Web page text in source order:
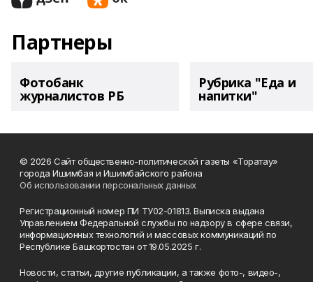
Партнеры
Фотобанк
журналистов РБ
Рубрика "Еда и
напитки"
© 2026 Сайт общественно-политической газеты «Торатау»
города Ишимбая и Ишимбайского района
Об использовании персональных данных
Регистрационный номер ПИ ТУ02-01813. Выписка выдана
Управлением Федеральной службы по надзору в сфере связи,
информационных технологий и массовых коммуникаций по
Республике Башкортостан от 19.05.2025 г.
Новости, статьи, другие публикации, а также фото-, видео-,